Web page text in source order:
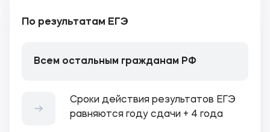
По результатам ЕГЭ
Всем остальным гражданам РФ
Сроки действия результатов ЕГЭ
равняются году сдачи + 4 года